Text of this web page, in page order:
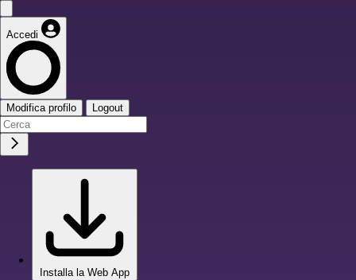
Accedi
Modifica profilo Logout
Installa la Web App